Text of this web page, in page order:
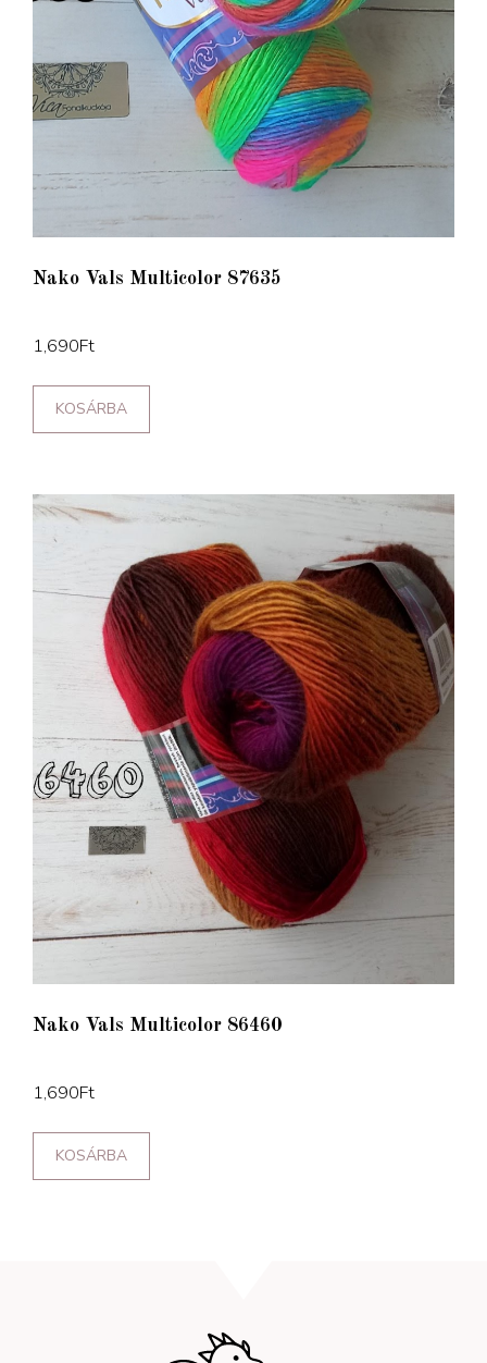
Nako Vals Multicolor 87635
1,690Ft
KOSÁRBA
Nako Vals Multicolor 86460
1,690Ft
KOSÁRBA